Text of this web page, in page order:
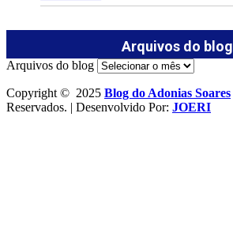
Arquivos do blog
Arquivos do blog
Copyright © 2025 Blog do Adonias Soares
Reservados. | Desenvolvido Por: JOERI